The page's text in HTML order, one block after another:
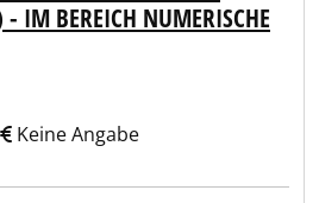
IM BEREICH NUMERISCHE
Keine Angabe